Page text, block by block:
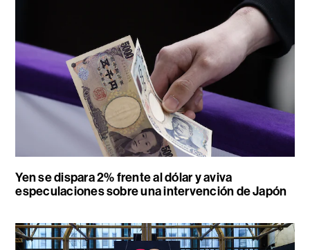
Yen se dispara 2% frente al dólar y aviva
especulaciones sobre una intervención de Japón